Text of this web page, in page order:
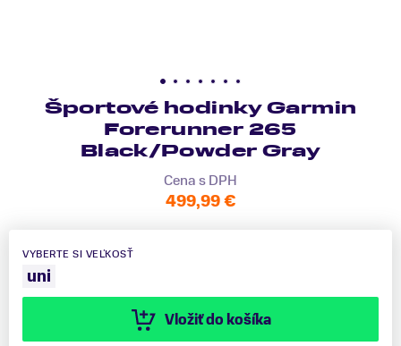
Športové hodinky Garmin
Forerunner 265
Black/Powder Gray
Cena s DPH
499,99 €
VYBERTE SI VEĽKOSŤ
uni
Vložiť do košíka